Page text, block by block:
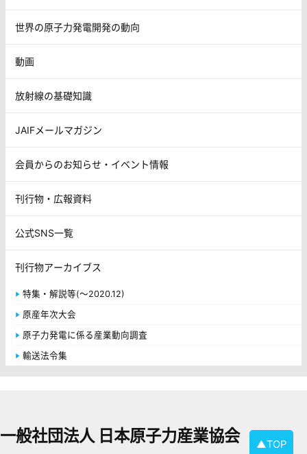
世界の原子力発電開発の動向
動画
放射線の基礎知識
JAIFメールマガジン
会員からのお知らせ・イベント情報
刊行物・広報資料
公式SNS一覧
刊行物アーカイブス
特集・解説等(～2020.12)
原産年次大会
原子力発電に係る産業動向調査
輸送法令集
▲TOP
一般社団法人 日本原子力産業協会